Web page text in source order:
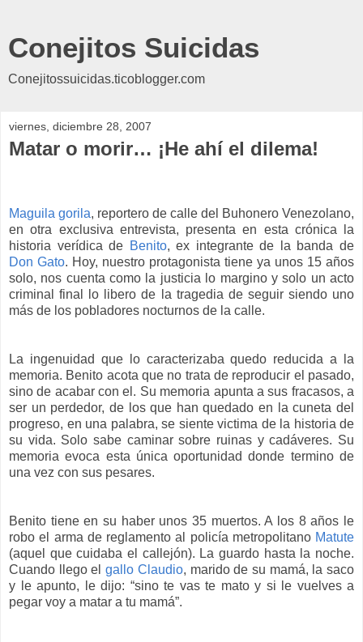
Conejitos Suicidas
Conejitossuicidas.ticoblogger.com
viernes, diciembre 28, 2007
Matar o morir… ¡He ahí el dilema!
Maguila gorila, reportero de calle del Buhonero Venezolano,
en otra exclusiva entrevista, presenta en esta crónica la
historia verídica de Benito, ex integrante de la banda de
Don Gato. Hoy, nuestro protagonista tiene ya unos 15 años
solo, nos cuenta como la justicia lo margino y solo un acto
criminal final lo libero de la tragedia de seguir siendo uno
más de los pobladores nocturnos de la calle.
La ingenuidad que lo caracterizaba quedo reducida a la
memoria. Benito acota que no trata de reproducir el pasado,
sino de acabar con el. Su memoria apunta a sus fracasos, a
ser un perdedor, de los que han quedado en la cuneta del
progreso, en una palabra, se siente victima de la historia de
su vida. Solo sabe caminar sobre ruinas y cadáveres. Su
memoria evoca esta única oportunidad donde termino de
una vez con sus pesares.
Benito tiene en su haber unos 35 muertos. A los 8 años le
robo el arma de reglamento al policía metropolitano Matute
(aquel que cuidaba el callejón). La guardo hasta la noche.
Cuando llego elgallo Claudio, marido de su mamá, la saco
y le apunto, le dijo: “sino te vas te mato y si le vuelves a
pegar voy a matar a tu mamá”.